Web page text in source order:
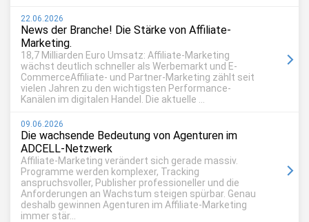
22.06.2026
News der Branche! Die Stärke von Affiliate-
Marketing.
18,7 Milliarden Euro Umsatz: Affiliate-Marketing
wächst deutlich schneller als Werbemarkt und E-
CommerceAffiliate- und Partner-Marketing zählt seit
vielen Jahren zu den wichtigsten Performance-
Kanälen im digitalen Handel. Die aktuelle ...
09.06.2026
Die wachsende Bedeutung von Agenturen im
ADCELL-Netzwerk
Affiliate-Marketing verändert sich gerade massiv.
Programme werden komplexer, Tracking
anspruchsvoller, Publisher professioneller und die
Anforderungen an Wachstum steigen spürbar. Genau
deshalb gewinnen Agenturen im Affiliate-Marketing
immer stär...